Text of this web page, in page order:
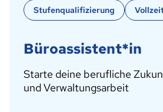
Stufenqualifizierung
Büroassistent*in
Starte deine berufliche
und Verwaltungsarbeit